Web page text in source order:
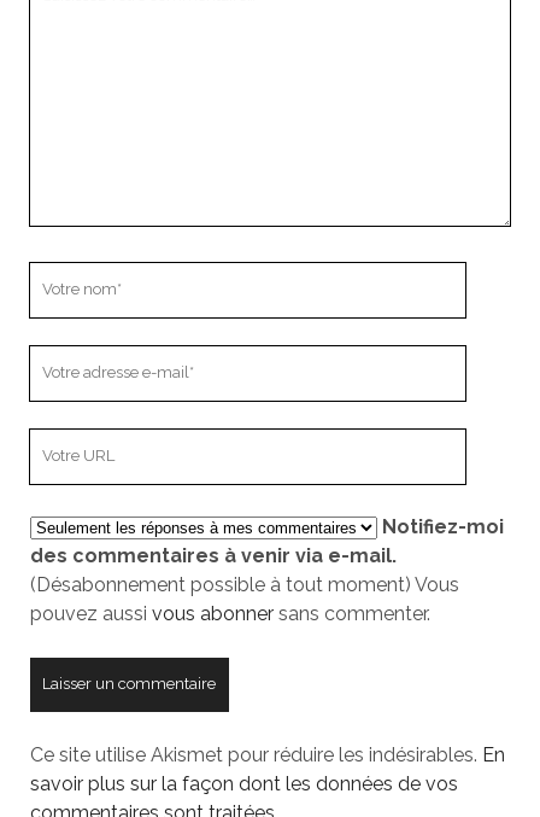
mail
votre
site
Notifiez-moi
des commentaires à venir via e-mail.
(Désabonnement possible à tout moment) Vous
pouvez aussi vous abonnersans commenter.
Ce site utilise Akismet pour réduire les indésirables. En
savoir plus sur la façon dont les données de vos
commentaires sont traitées